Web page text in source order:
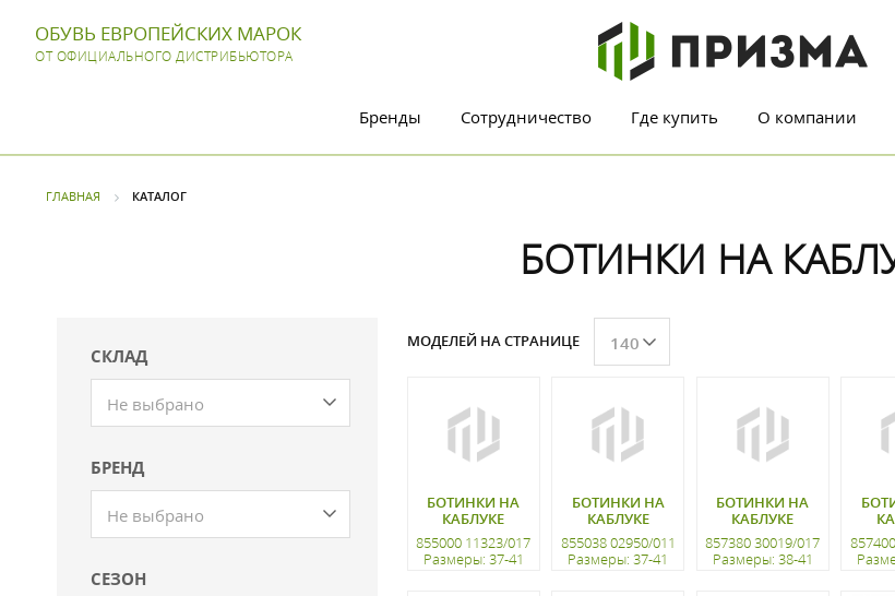
ОБУВЬ ЕВРОПЕЙСКИХ МАРОК
ОТ ОФИЦИАЛЬНОГО ДИСТРИБЬЮТОРА
Бренды Сотрудничество Где купить О компании
ГЛАВНАЯ КАТАЛОГ
БОТИНКИ НА
СКЛАД
Не выбрано
БРЕНД
Не выбрано
СЕЗОН
МОДЕЛЕЙ НА СТРАНИЦЕ 140
БОТИНКИ НА
КАБЛУКЕ
855000 11323/017
Размеры: 37-41
БОТИНКИ НА
КАБЛУКЕ
855038 02950/011
Размеры: 37-41
БОТИНКИ НА
КАБЛУКЕ
857380 30019/017
Размеры: 38-41